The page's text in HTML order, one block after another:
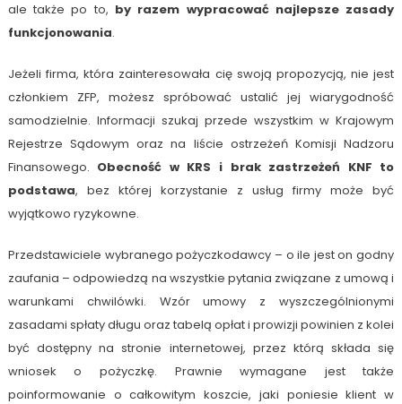
ale także po to, by razem wypracować najlepsze zasady
funkcjonowania.
Jeżeli firma, która zainteresowała cię swoją propozycją, nie jest
członkiem ZFP, możesz spróbować ustalić jej wiarygodność
samodzielnie. Informacji szukaj przede wszystkim w Krajowym
Rejestrze Sądowym oraz na liście ostrzeżeń Komisji Nadzoru
Finansowego. Obecność w KRS i brak zastrzeżeń KNF to
podstawa, bez której korzystanie z usług firmy może być
wyjątkowo ryzykowne.
Przedstawiciele wybranego pożyczkodawcy – o ile jest on godny
zaufania – odpowiedzą na wszystkie pytania związane z umową i
warunkami chwilówki. Wzór umowy z wyszczególnionymi
zasadami spłaty długu oraz tabelą opłat i prowizji powinien z kolei
być dostępny na stronie internetowej, przez którą składa się
wniosek o pożyczkę. Prawnie wymagane jest także
poinformowanie o całkowitym koszcie, jaki poniesie klient w